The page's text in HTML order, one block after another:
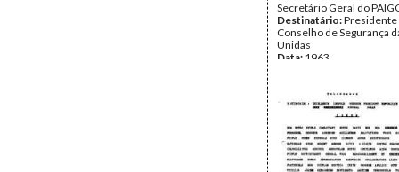
Secretário Geral do
Destinatário:Presidente
Conselho de Segurança
Unidas
Data: 1963
Tipo Documental:
Página(s):1